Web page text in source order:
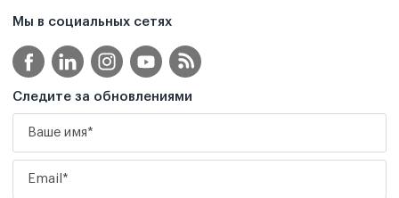
Мы в социальных сетях
Следите за обновлениями